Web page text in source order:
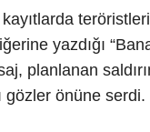
yazdığı
planlanan
gözler önüne serdi.